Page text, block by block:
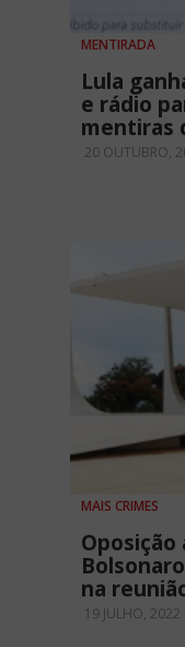
MENTIRADA
Lula
e rádio
mentiras
20 OUTUBRO,
MAIS CRIMES
Oposição
na
19 JULHO,